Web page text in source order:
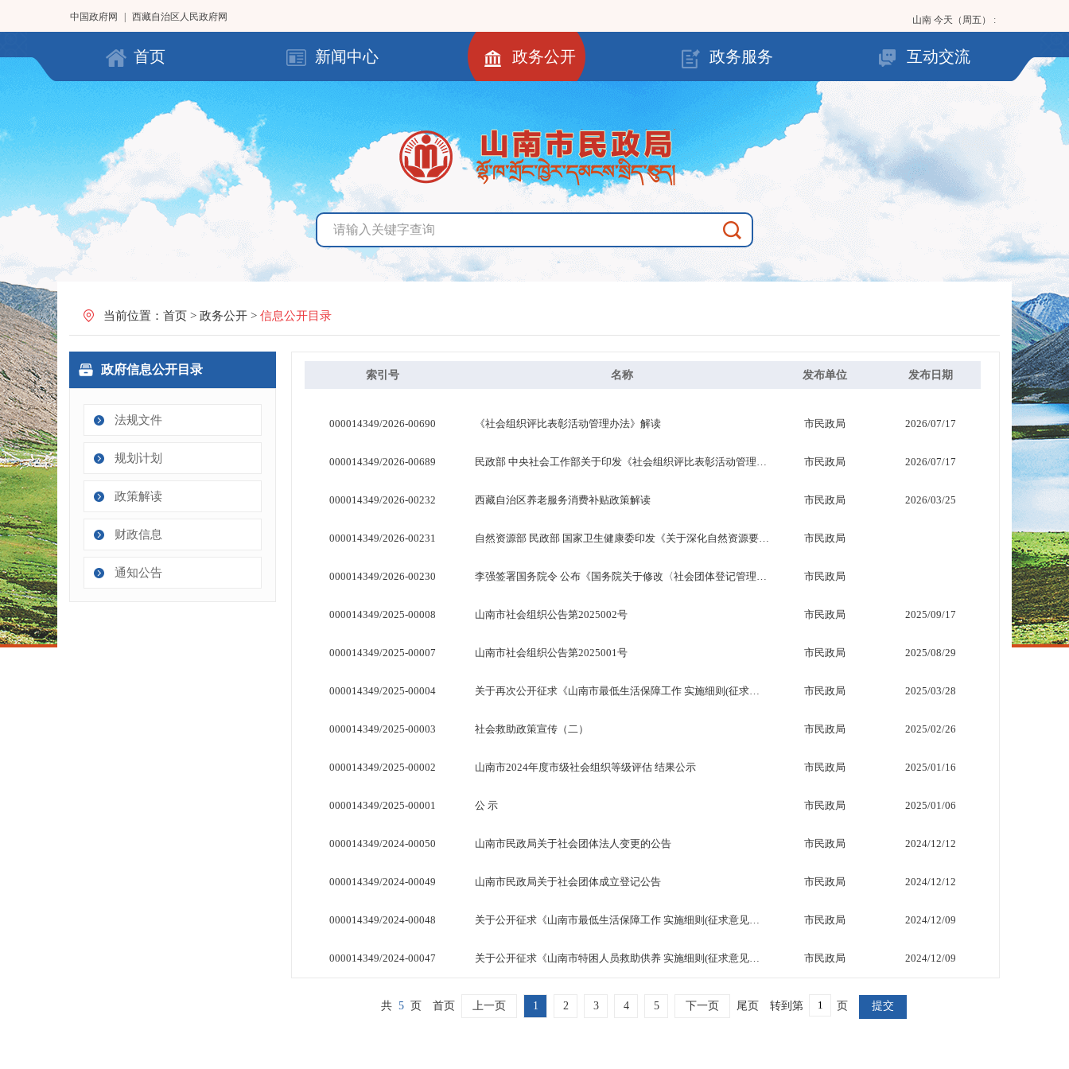
中国政府网 西藏自治区人民政府网 山南 今天（周五） :
首页 新闻中心 政务公开 政务服务 互动交流
当前位置： 首页 > 政务公开 > 信息公开目录
政府信息公开目录
法规文件
规划计划
政策解读
财政信息
通知公告